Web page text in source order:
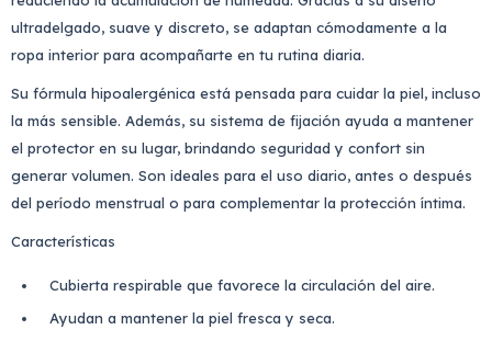
ultradelgado, suave y discreto, se adaptan cómodamente a la
ropa interior para acompañarte en tu rutina diaria.
Su fórmula hipoalergénica está pensada para cuidar la piel, incluso
la más sensible. Además, su sistema de fijación ayuda a mantener
el protector en su lugar, brindando seguridad y confort sin
generar volumen. Son ideales para el uso diario, antes o después
del período menstrual o para complementar la protección íntima.
Características
Cubierta respirable que favorece la circulación del aire.
Ayudan a mantener la piel fresca y seca.